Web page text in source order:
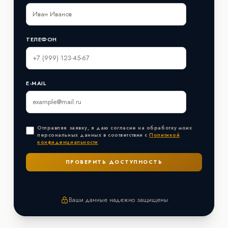
ТЕЛЕФОН
E-MAIL
Отправляя заявку, я даю согласие на обработку моих
персональных данных в соответствии сПолитикой
конфиденциальности
Ваши данные надежно защищены